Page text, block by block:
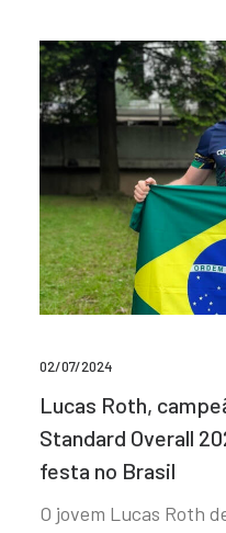
02/07/2024
Lucas Roth,
Standard Overall
festa no Brasil
O jovem Lucas Roth